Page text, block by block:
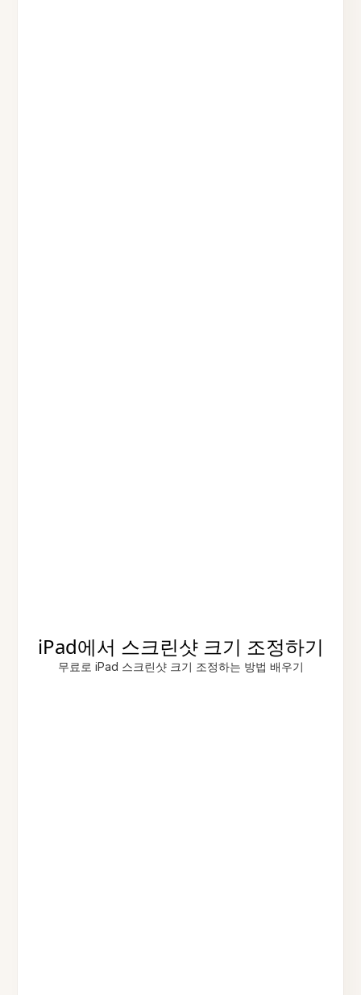
iPad에서 스크린샷 크기 조정하기
무료로 iPad 스크린샷 크기 조정하는 방법 배우기